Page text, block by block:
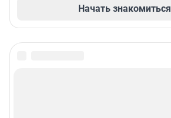
Начать знакомиться